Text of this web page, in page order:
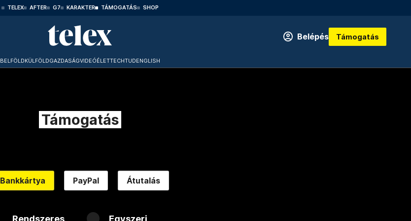
TELEX AFTER G7 KARAKTER TÁMOGATÁS SHOP
Belépés Támogatás
BELFÖLDKÜLFÖLDGAZDASÁGVIDEÓÉLETTECHTUDENGLISH
Támogatás
Bankkártya PayPal Átutalás
Rendszeres Egyszeri